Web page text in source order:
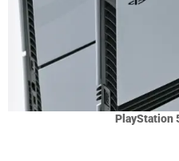
PlayStation